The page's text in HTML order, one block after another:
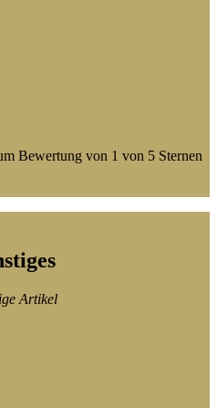
Bewertung von 1 von 5 Sternen
Artikel